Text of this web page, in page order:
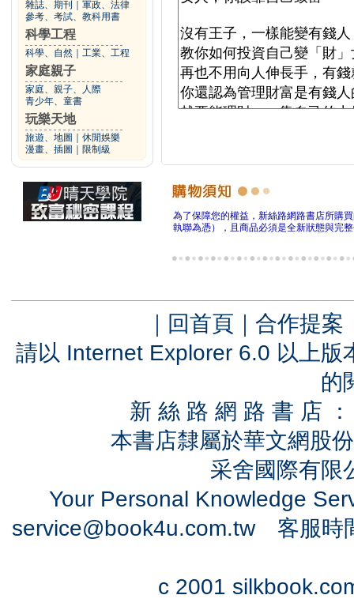
雜誌、期刊
軍政、法律
參考、考試、教科用書
科學工程
科學、自然 工業、工程
家庭親子
家庭、親子、人際
青少年、童書
玩樂天地
旅遊、地圖
休閒娛樂
漫畫、插圖
限制級
為了保障您的權益，新絲路網路書店所購
執聯為憑），且商品必須是全新狀態與完
｜ 回首頁 ｜ 合作提案
請以 Internet Explorer 6.0 以上
的
新 絲 路 網 路 書 店
本書店隸屬於華文網股
采舍國際有
Your Personal Knowledge
service@book4u.com.tw客服時
c 2001